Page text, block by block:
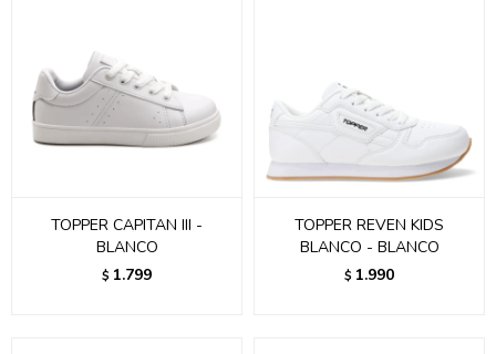
TOPPER CAPITAN III -
BLANCO
$ 1.799
TOPPER REVEN KIDS
BLANCO - BLANCO
$ 1.990